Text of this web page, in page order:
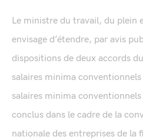
Le ministre du travail, du plein
envisage d’étendre, par avis
dispositions de deux accords
salaires minima conventionnels
salaires minima
conclus dans le cadre de la
nationale des entreprises de la